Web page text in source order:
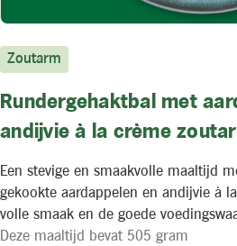
Zoutarm
Rundergehaktbal met
andijvie à la crème
Een stevige en smaakvolle maaltijd
gekookte aardappelen en andijvie à
volle smaak en de goede
Deze maaltijd bevat 505 gram